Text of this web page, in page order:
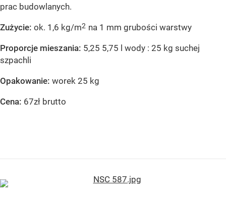
prac budowlanych.
Zużycie: ok. 1,6 kg/m2 na 1 mm grubości warstwy
Proporcje mieszania: 5,25 5,75 l wody : 25 kg suchej
szpachli
Opakowanie: worek 25 kg
Cena: 67zł brutto